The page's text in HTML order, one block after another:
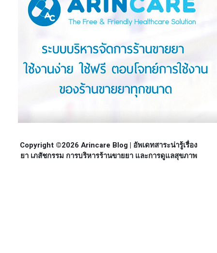
Copyright ©2026 Arincare Blog | อัพเดทสาระน่ารู้เรื่อง
ยา เภสัชกรรม การบริหารร้านขายยา และการดูแลสุขภาพ